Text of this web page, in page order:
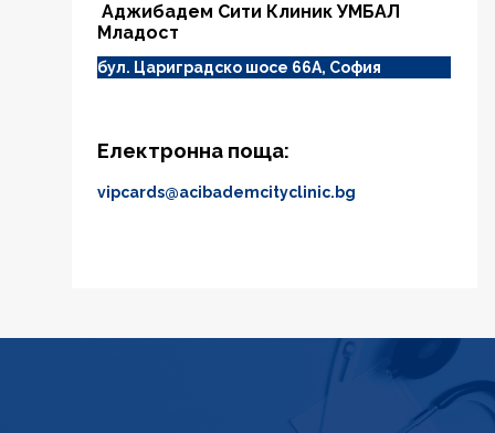
Аджибадем Сити Клиник УМБАЛ
Младост
бул. Цариградско шосе 66А, София
Електронна поща:
vipcards@acibademcityclinic.bg